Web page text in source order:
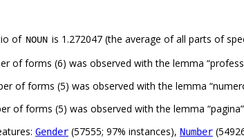
of NOUN is 1.272047 (the average of all parts of
of forms (6) was observed with the lemma
of forms (5) was observed with the lemma
of forms (5) was observed with the lemma
Gender (57555; 97% instances), Number